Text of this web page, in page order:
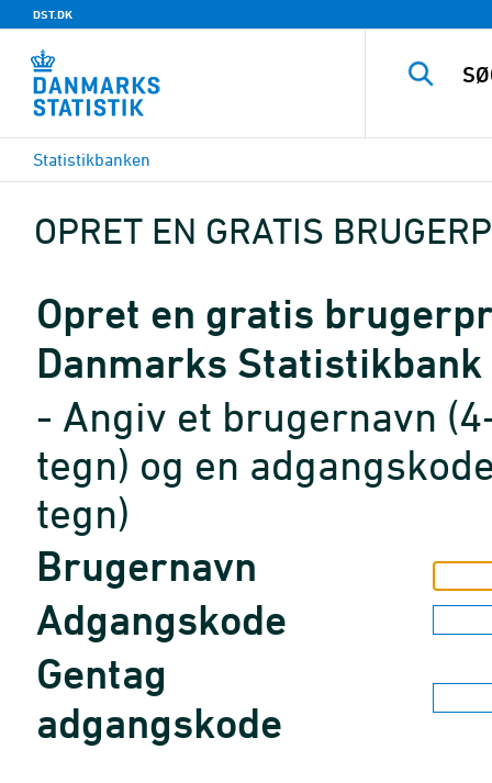
DST.DK
Statistikbanken
OPRET EN GRATIS
Opret en gratis
Danmarks Statistikbank
- Angiv et brugernavn
tegn) og en
tegn)
Brugernavn
Adgangskode
Gentag
adgangskode